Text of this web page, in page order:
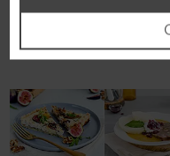
Späť na prehľad